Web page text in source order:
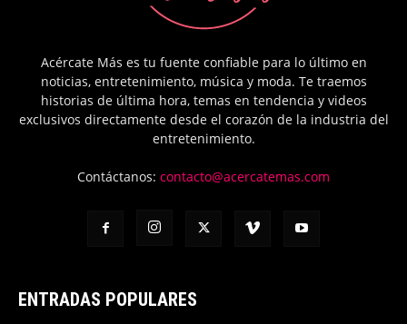
Acércate Más es tu fuente confiable para lo último en
noticias, entretenimiento, música y moda. Te traemos
historias de última hora, temas en tendencia y videos
exclusivos directamente desde el corazón de la industria del
entretenimiento.
Contáctanos: contacto@acercatemas.com
ENTRADAS POPULARES